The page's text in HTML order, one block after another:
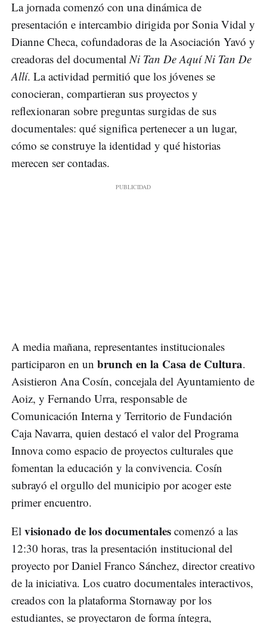
La jornada comenzó con una dinámica de
presentación e intercambio dirigida por Sonia Vidal y
Dianne Checa, cofundadoras de la Asociación Yavó y
creadoras del documental Ni Tan De Aquí Ni Tan De
Allí. La actividad permitió que los jóvenes se
conocieran, compartieran sus proyectos y
reflexionaran sobre preguntas surgidas de sus
documentales: qué significa pertenecer a un lugar,
cómo se construye la identidad y qué historias
merecen ser contadas.
A media mañana, representantes institucionales
participaron en un brunch en la Casa de Cultura.
Asistieron Ana Cosín, concejala del Ayuntamiento de
Aoiz, y Fernando Urra, responsable de
Comunicación Interna y Territorio de Fundación
Caja Navarra, quien destacó el valor del Programa
Innova como espacio de proyectos culturales que
fomentan la educación y la convivencia. Cosín
subrayó el orgullo del municipio por acoger este
primer encuentro.
El visionado de los documentales comenzó a las
12:30 horas, tras la presentación institucional del
proyecto por Daniel Franco Sánchez, director creativo
de la iniciativa. Los cuatro documentales interactivos,
creados con la plataforma Stornaway por los
estudiantes, se proyectaron de forma íntegra,